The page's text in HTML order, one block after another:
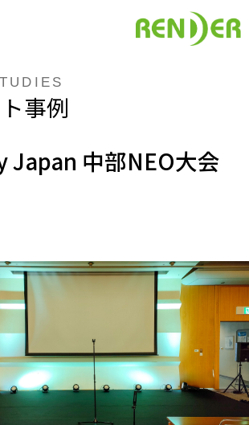
事例
Japan 中部NEO大会